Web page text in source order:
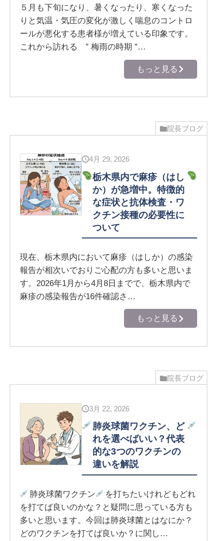
５月も下旬になり、暑くなったり、寒くなった
りと気温・気圧の変化が激しく喘息のコントロ
ールが悪化する患者様が増えている印象です。
これから訪れる ” 梅雨の時期 ”…
もっと見る
院長ブログ
4月 29, 2026
栃木県内で麻疹（はし
か）が急増中。特徴的
な症状と抗体検査・ワ
クチン接種の必要性に
ついて
現在、栃木県内において麻疹（はしか）の感染
報告が相次いでおりご心配の方も多いと思いま
す。2026年1月から4月8日までで、栃木県内で
麻疹の感染報告が16件確認さ…
もっと見る
院長ブログ
3月 22, 2026
肺炎球菌ワクチン、ど
れを選べばいい？代表
的な3つのワクチンの
違いを解説
肺炎球菌ワクチン
を打ちたいけれどもどれ
を打てば良いのかな？と疑問に思っている方も
多いと思います。今回は肺炎球菌とはなにか？
どのワクチンを打てば良いか？に関し…